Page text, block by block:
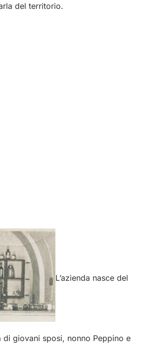
del territorio.
L’azienda nasce del
di giovani sposi, nonno Peppino e